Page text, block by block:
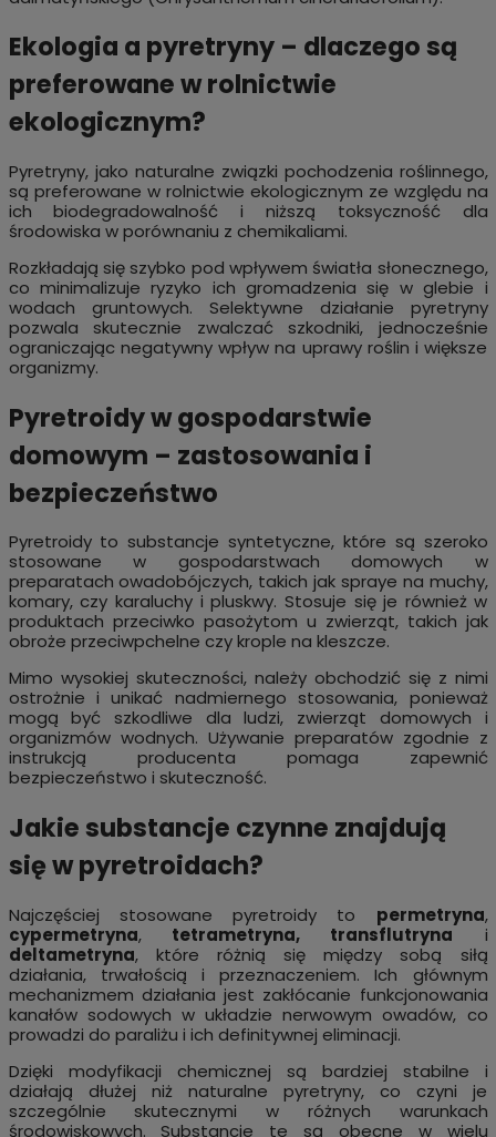
Ekologia a pyretryny – dlaczego są
preferowane w rolnictwie
ekologicznym?
Pyretryny, jako naturalne związki pochodzenia roślinnego,
są preferowane w rolnictwie ekologicznym ze względu na
ich biodegradowalność i niższą toksyczność dla
środowiska w porównaniu z chemikaliami.
Rozkładają się szybko pod wpływem światła słonecznego,
co minimalizuje ryzyko ich gromadzenia się w glebie i
wodach gruntowych. Selektywne działanie pyretryny
pozwala skutecznie zwalczać szkodniki, jednocześnie
ograniczając negatywny wpływ na uprawy roślin i większe
organizmy.
Pyretroidy w gospodarstwie
domowym – zastosowania i
bezpieczeństwo
Pyretroidy to substancje syntetyczne, które są szeroko
stosowane w gospodarstwach domowych w
preparatach owadobójczych, takich jak spraye na muchy,
komary, czy karaluchy i pluskwy. Stosuje się je również w
produktach przeciwko pasożytom u zwierząt, takich jak
obroże przeciwpchelne czy krople na kleszcze.
Mimo wysokiej skuteczności, należy obchodzić się z nimi
ostrożnie i unikać nadmiernego stosowania, ponieważ
mogą być szkodliwe dla ludzi, zwierząt domowych i
organizmów wodnych. Używanie preparatów zgodnie z
instrukcją producenta pomaga zapewnić
bezpieczeństwo i skuteczność.
Jakie substancje czynne znajdują
się w pyretroidach?
Najczęściej stosowane pyretroidy to permetryna,
cypermetryna,tetrametryna, transflutryna i
deltametryna, które różnią się między sobą siłą
działania, trwałością i przeznaczeniem. Ich głównym
mechanizmem działania jest zakłócanie funkcjonowania
kanałów sodowych w układzie nerwowym owadów, co
prowadzi do paraliżu i ich definitywnej eliminacji.
Dzięki modyfikacji chemicznej są bardziej stabilne i
działają dłużej niż naturalne pyretryny, co czyni je
szczególnie skutecznymi w różnych warunkach
środowiskowych. Substancje te są obecne w wielu